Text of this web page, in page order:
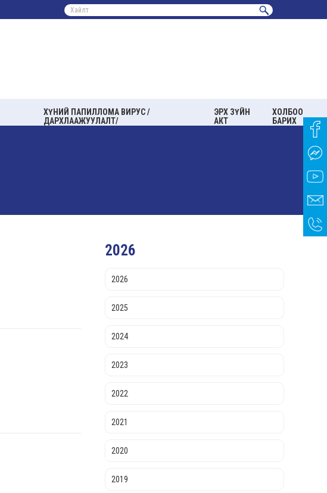
ХҮНИЙ ПАПИЛЛОМА ВИРУС /
ДАРХЛААЖУУЛАЛТ/
ЭРХ ЗҮЙН
АКТ
ХОЛБОО
БАРИХ
2026
2026
2025
2024
2023
2022
2021
2020
2019